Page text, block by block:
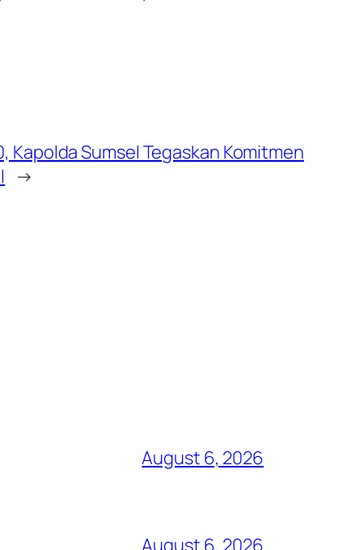
Kapolda Sumsel Tegaskan Komitmen
→
August 6, 2026
August 6, 2026